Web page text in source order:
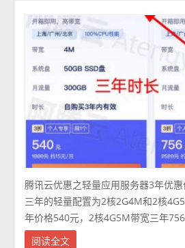
腾讯云优惠之轻量应用服务器3年优
三年的轻量配置为2核2G4M和2核
年价格540元，2核4G5M带宽三年
阅读全文